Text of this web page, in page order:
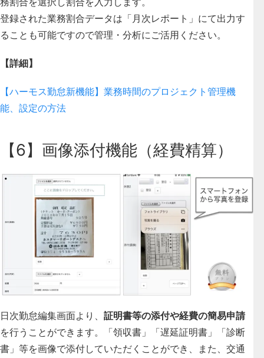
登録された業務割合データは「月次レポート」にて出力す
ることも可能ですので管理・分析にご活用ください。
【詳細】
【ハーモス勤怠新機能】業務時間のプロジェクト管理機
能、設定の方法
【6】画像添付機能（経費精算）
日次勤怠編集画面より、 証明書等の添付や経費の簡易申請
を行うことができます。「領収書」「遅延証明書」「診断
書」等を画像で添付していただくことができ、また、交通